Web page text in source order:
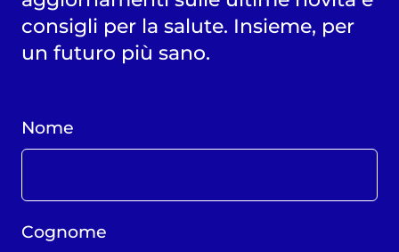
consigli per la salute. Insieme, per
un futuro più sano.
Nome
Cognome